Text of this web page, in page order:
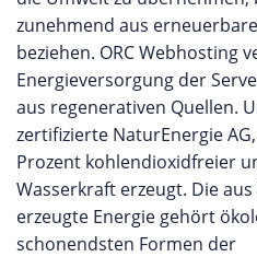
zunehmend aus
beziehen. ORC Webhosting
Energieversorgung der
aus regenerativen Quellen.
zertifizierte NaturEnergie
Prozent kohlendioxidfreier
Wasserkraft erzeugt. Die
erzeugte Energie gehört
schonendsten Formen der